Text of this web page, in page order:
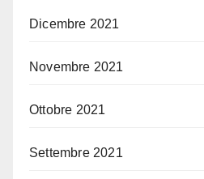
Dicembre 2021
Novembre 2021
Ottobre 2021
Settembre 2021